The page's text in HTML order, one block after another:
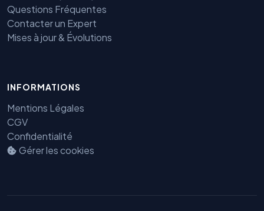
Questions Fréquentes
Contacter un Expert
Mises à jour & Évolutions
INFORMATIONS
Mentions Légales
CGV
Confidentialité
Gérer les cookies